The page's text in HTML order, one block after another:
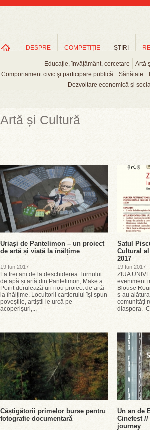
DESPRE COMPETIȚIE ŞTIRI
Educație, învățământ, cercetare Artă
Comportament civic şi participare publică
Sănătate
Dezvoltare economică şi
Artă și Cultură
Uriași de Pantelimon – un proiect
de artă și viață la înălțime
19 Iun 2017
La trei ani de la deschiderea Turnului
de apă și artă din Pantelimon, Make a
Point derulează un nou proiect de artă
la înălțime. Locuitorii cartierului își spun
poveștile, artiștii le urcă pe
acoperișuri,...
Satul
Cultural al
2017
19 Iun 2017
ZIUA
eveniment
Blouse
s-au
comunități
diaspora.
Câștigătorii primelor burse pentru
fotografie documentară
Un an de
Cinefest
journey